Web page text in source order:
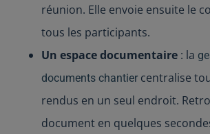
réunion. Elle envoie ensuite le
tous les participants.
Un espace documentaire : la
documents chantier centralise
rendus en un seul endroit.
document en quelques